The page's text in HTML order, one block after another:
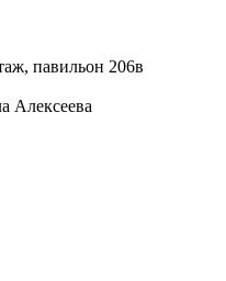
павильон 206в
Алексеева